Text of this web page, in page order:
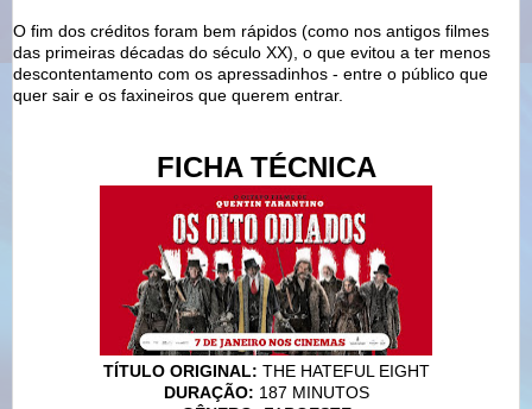
O fim dos créditos foram bem rápidos (como nos antigos filmes
das primeiras décadas do século XX), o que evitou a ter menos
descontentamento com os apressadinhos - entre o público que
quer sair e os faxineiros que querem entrar.
FICHA TÉCNICA
TÍTULO ORIGINAL: THE HATEFUL EIGHT
DURAÇÃO: 187 MINUTOS